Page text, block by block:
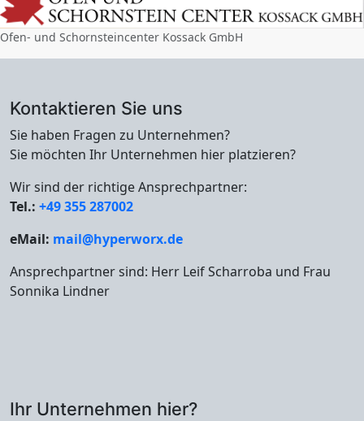
Ofen- und Schornsteincenter Kossack GmbH
−
Kontaktieren Sie uns
Sie haben Fragen zu Unternehmen?
Sie möchten Ihr Unternehmen hier platzieren?
Wir sind der richtige Ansprechpartner:
Tel.: +49 355 287002
eMail: mail@hyperworx.de
Ansprechpartner sind: Herr Leif Scharroba und Frau
Sonnika Lindner
Ihr Unternehmen hier?